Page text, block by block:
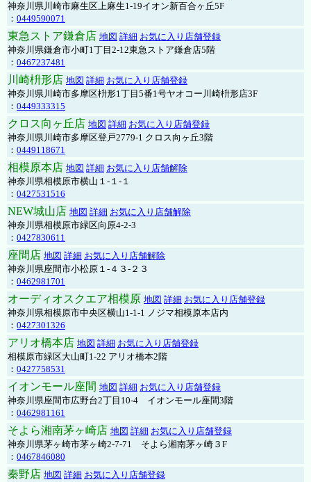
神奈川県川崎市麻生区上麻生1-19イオン新百合ヶ丘5F
： 0449590071
東急ストア鎌倉店 地図 詳細 お気に入り店舗登録
神奈川県鎌倉市小町1丁目2-12東急ストア鎌倉店5階
： 0467237481
川崎枡形店 地図 詳細 お気に入り店舗登録
神奈川県川崎市多摩区枡形1丁目5番1号ヤオコー川崎枡形店3F
： 0449333315
クロス向ヶ丘店 地図 詳細 お気に入り店舗登録
神奈川県川崎市多摩区登戸2779-1 クロス向ヶ丘3階
： 0449118671
相模原本店 地図 詳細 お気に入り店舗解除
神奈川県相模原市横山１-１-１
： 0427531516
NEW城山店 地図 詳細 お気に入り店舗解除
神奈川県相模原市緑区向原4-2-3
： 0427830611
座間店 地図 詳細 お気に入り店舗解除
神奈川県座間市小松原１-４３-２３
： 0462981701
オーディオスクエア相模原 地図 詳細 お気に入り店舗登録
神奈川県相模原市中央区横山1-1-1 ノジマ相模原本店内
： 0427301326
アリオ橋本店 地図 詳細 お気に入り店舗登録
相模原市緑区大山町1-22 アリオ橋本2階
： 0427758531
イオンモール座間 地図 詳細 お気に入り店舗登録
神奈川県座間市広野台2丁目10-4 イオンモール座間3階
： 0462981161
そよら湘南茅ヶ崎店 地図 詳細 お気に入り店舗登録
神奈川県茅ヶ崎市茅ヶ崎2‐7‐71 そよら湘南茅ヶ崎３F
： 0467846080
秦野店 地図 詳細 お気に入り店舗登録